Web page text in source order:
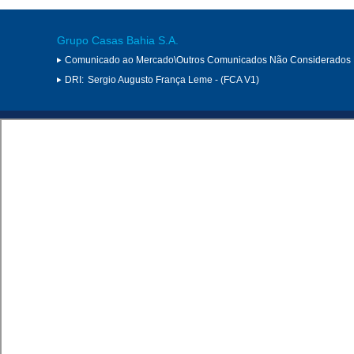
Grupo Casas Bahia S.A.
Comunicado ao Mercado\Outros Comunicados Não Considerados
DRI: Sergio Augusto França Leme - (FCA V1)